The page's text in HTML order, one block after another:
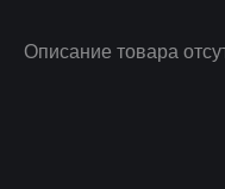
Описание товара